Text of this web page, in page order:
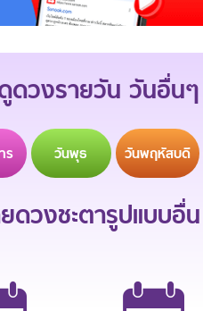
ดวงรายวัน วันอื่นๆ
ร วันพุธ วันพฤหัสบดี
ดวงชะตารูปแบบอื่น